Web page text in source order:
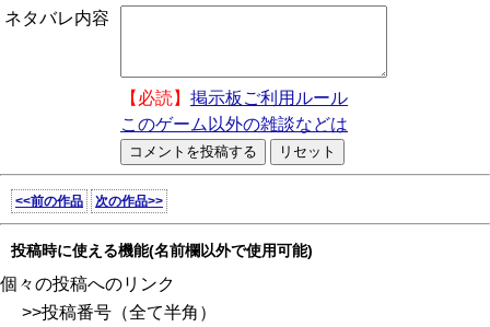
ネタバレ内容
【必読】 掲示板ご利用ルール
このゲーム以外の雑談などは
<<前の作品 次の作品>>
投稿時に使える機能(名前欄以外で使用可能)
個々の投稿へのリンク
>>投稿番号（全て半角）